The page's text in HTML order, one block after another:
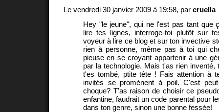
Le vendredi 30 janvier 2009 à 19:58, par cruella
Hey "le jeune", qui ne l'est pas tant que
lire tes lignes, interroge-toi plutôt sur
voyeur à lire ce blog et sur ton invective
rien à personne, même pas à toi qui
pieuse en se croyant appartenir à une
par la technologie. Mais t'as rien inventé,
t'es tombé, ptite tête ! Fais attention à
invités se promènent à poil. C'est
choque? T'as raison de choisir ce
enfantine, faudrait un code parental pour
dans ton genre, sinon une bonne fessée!